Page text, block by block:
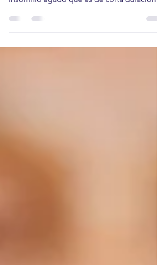
persona para conciliar el sueño. Está el
insomnio agudo que es de corta duración y
el...